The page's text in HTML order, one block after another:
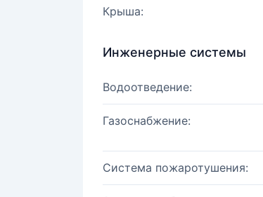
Крыша:
Инженерные системы
Водоотведение:
Газоснабжение:
Система пожаротушения: